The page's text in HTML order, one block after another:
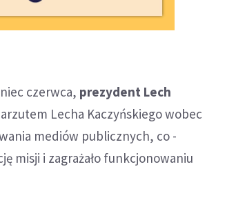
czerwca, prezydent Lech
Lecha Kaczyńskiego wobec
mediów publicznych, co -
misji i zagrażało funkcjonowaniu